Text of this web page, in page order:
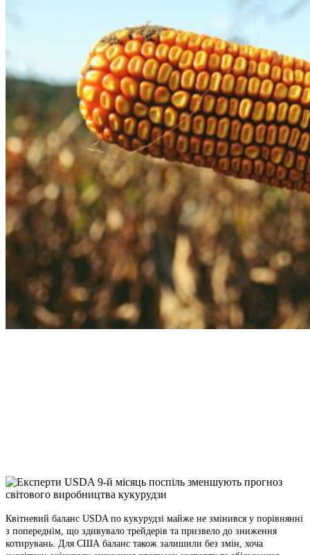
Link
Print
Квітневий баланс USDA по кукурудзі майже не змінився у порівнянні
з попереднім, що здивувало трейдерів та призвело до зниження
котирувань. Для США баланс також залишили без змін, хоча